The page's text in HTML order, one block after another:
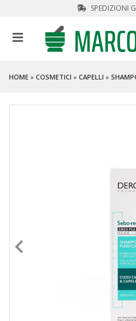
SPEDIZIONI
HOME » COSMETICI » CAPELLI »